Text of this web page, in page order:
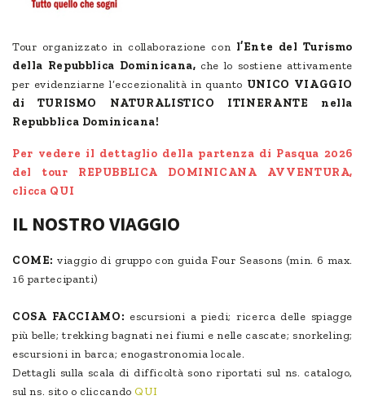
Tour organizzato in collaborazione con l’Ente del Turismo
della Repubblica Dominicana, che lo sostiene attivamente
per evidenziarne l’eccezionalità in quanto UNICO VIAGGIO
di TURISMO NATURALISTICO ITINERANTE nella
Repubblica Dominicana!
Per vedere il dettaglio della partenza di Pasqua 2026
del tour REPUBBLICA DOMINICANA AVVENTURA,
clicca QUI
IL NOSTRO VIAGGIO
COME: viaggio di gruppo con guida Four Seasons (min. 6 max.
16 partecipanti)
COSA FACCIAMO: escursioni a piedi; ricerca delle spiagge
più belle; trekking bagnati nei fiumi e nelle cascate; snorkeling;
escursioni in barca; enogastronomia locale.
Dettagli sulla scala di difficoltà sono riportati sul ns. catalogo,
sul ns. sito o cliccando QUI